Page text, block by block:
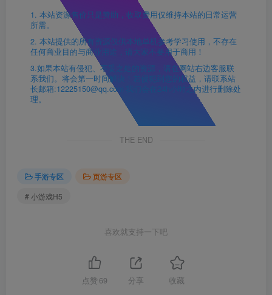
1. 本站资源售价只是赞助，收取费用仅维持本站的日常运营
所需。
2. 本站提供的所有资源仅供本地单机参考学习使用，不存在
任何商业目的与商业用途，请大家不要用于商用！
3.如果本站有侵犯、不妥之处的资源，请在网站右边客服联
系我们。将会第一时间解决！若侵犯到您的权益，请联系站
长邮箱:12225150@qq.com 我们会在24h小时之内进行删除处
理。
THE END
手游专区
页游专区
# 小游戏H5
喜欢就支持一下吧
点赞 69 分享 收藏